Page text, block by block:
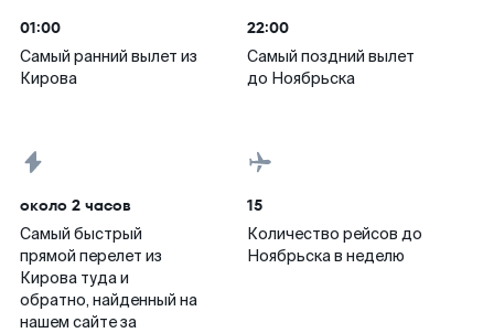
01:00
Самый ранний вылет из
Кирова
22:00
Самый поздний вылет
до Ноябрьска
около 2 часов
Самый быстрый
прямой перелет из
Кирова туда и
обратно, найденный на
нашем сайте за
15
Количество рейсов до
Ноябрьска в неделю